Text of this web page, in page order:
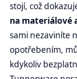
stojí, což
na materiálové
sami nezaviníte
opotřebením,
kdykoliv